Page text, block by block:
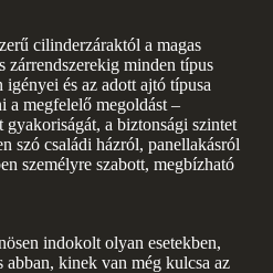
cilinderzáraktól a magas
zárrendszerekig minden típus
és az adott ajtó típusa
a megfelelő megoldást –
gyakoriságát, a biztonsági szintet
szó családi házról, panellakásról
személyre szabott, megbízható
indokolt olyan esetekben,
abban, kinek van még kulcsa az